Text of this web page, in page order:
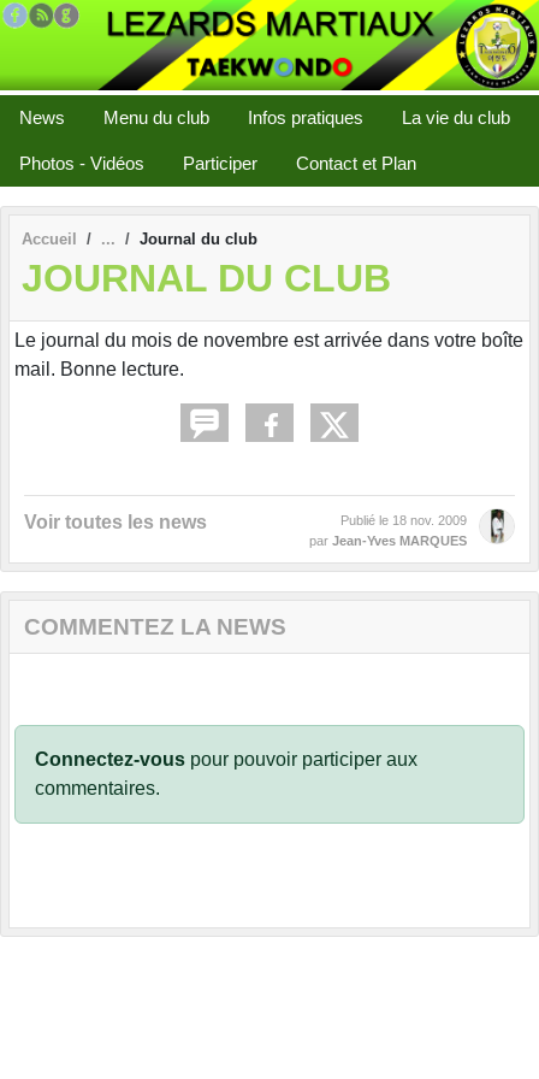
News Menu du club Infos pratiques La vie du club
Photos - Vidéos Participer Contact et Plan
Accueil Journal du club
JOURNAL DU CLUB
Le journal du mois de novembre est arrivée dans votre boîte
mail. Bonne lecture.
Voir toutes les news Publié le 18 nov. 2009
par Jean-Yves MARQUES
COMMENTEZ LA NEWS
Connectez-vous pour pouvoir participer aux
commentaires.
Panneau de gestion des cookies